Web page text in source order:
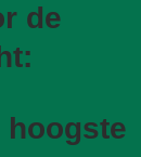
de
hoogste